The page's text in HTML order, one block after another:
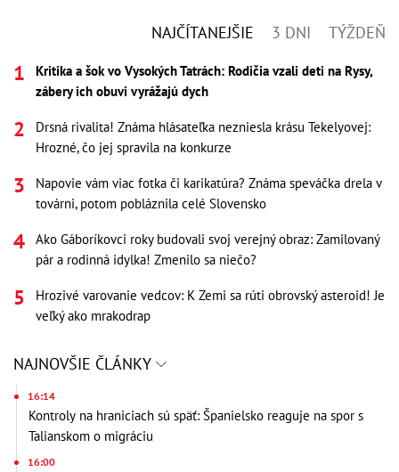
NAJČÍTANEJŠIE 3 DNI TÝŽDEŇ
Kritika a šok vo Vysokých Tatrách: Rodičia vzali deti na Rysy,
zábery ich obuvi vyrážajú dych
Drsná rivalita! Známa hlásateľka nezniesla krásu Tekelyovej:
Hrozné, čo jej spravila na konkurze
Napovie vám viac fotka či karikatúra? Známa speváčka drela v
továrni, potom pobláznila celé Slovensko
Ako Gáboríkovci roky budovali svoj verejný obraz: Zamilovaný
pár a rodinná idylka! Zmenilo sa niečo?
Hrozivé varovanie vedcov: K Zemi sa rúti obrovský asteroid! Je
veľký ako mrakodrap
NAJNOVŠIE ČLÁNKY
16:14
Kontroly na hraniciach sú späť: Španielsko reaguje na spor s
Talianskom o migráciu
16:00